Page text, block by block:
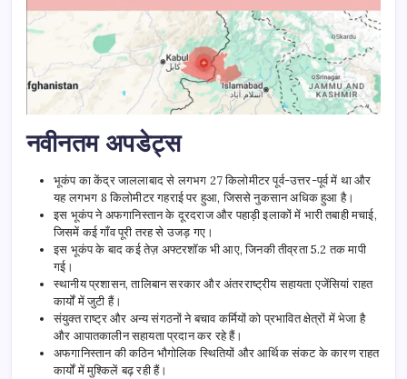
नवीनतम अपडेट्स
भूकंप का केंद्र जाललाबाद से लगभग 27 किलोमीटर पूर्व-उत्तर-पूर्व में था और
यह लगभग 8 किलोमीटर गहराई पर हुआ, जिससे नुकसान अधिक हुआ है।
इस भूकंप ने अफगानिस्तान के दूरदराज और पहाड़ी इलाकों में भारी तबाही मचाई,
जिसमें कई गाँव पूरी तरह से उजड़ गए।
इस भूकंप के बाद कई तेज़ अफ्टरशॉक भी आए, जिनकी तीव्रता 5.2 तक मापी
गई।
स्थानीय प्रशासन, तालिबान सरकार और अंतरराष्ट्रीय सहायता एजेंसियां राहत
कार्यों में जुटी हैं।
संयुक्त राष्ट्र और अन्य संगठनों ने बचाव कर्मियों को प्रभावित क्षेत्रों में भेजा है
और आपातकालीन सहायता प्रदान कर रहे हैं।
अफगानिस्तान की कठिन भौगोलिक स्थितियों और आर्थिक संकट के कारण राहत
कार्यों में मुश्किलें बढ़ रही हैं।